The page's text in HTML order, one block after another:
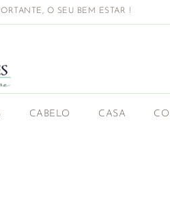
O SEU BEM ESTAR !
CABELO CASA